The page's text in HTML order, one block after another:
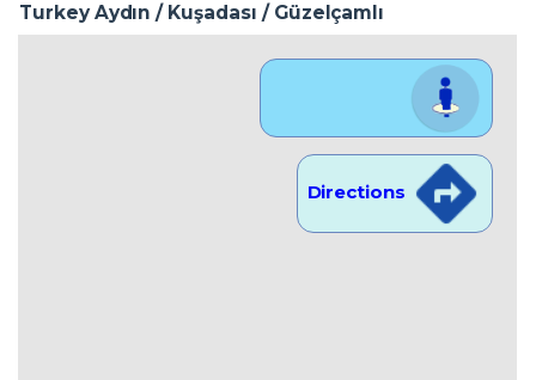
Turkey Aydın / Kuşadası / Güzelçamlı
Directions